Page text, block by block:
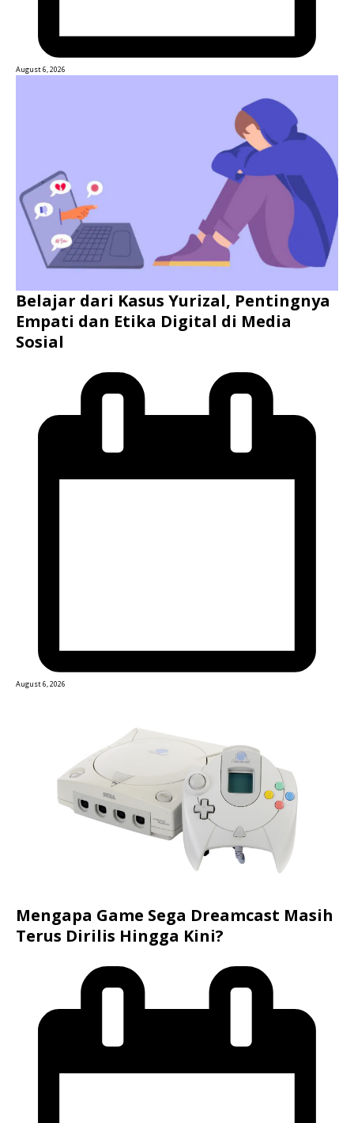
August 6, 2026
Belajar dari Kasus Yurizal, Pentingnya
Empati dan Etika Digital di Media
Sosial
August 6, 2026
Mengapa Game Sega Dreamcast Masih
Terus Dirilis Hingga Kini?